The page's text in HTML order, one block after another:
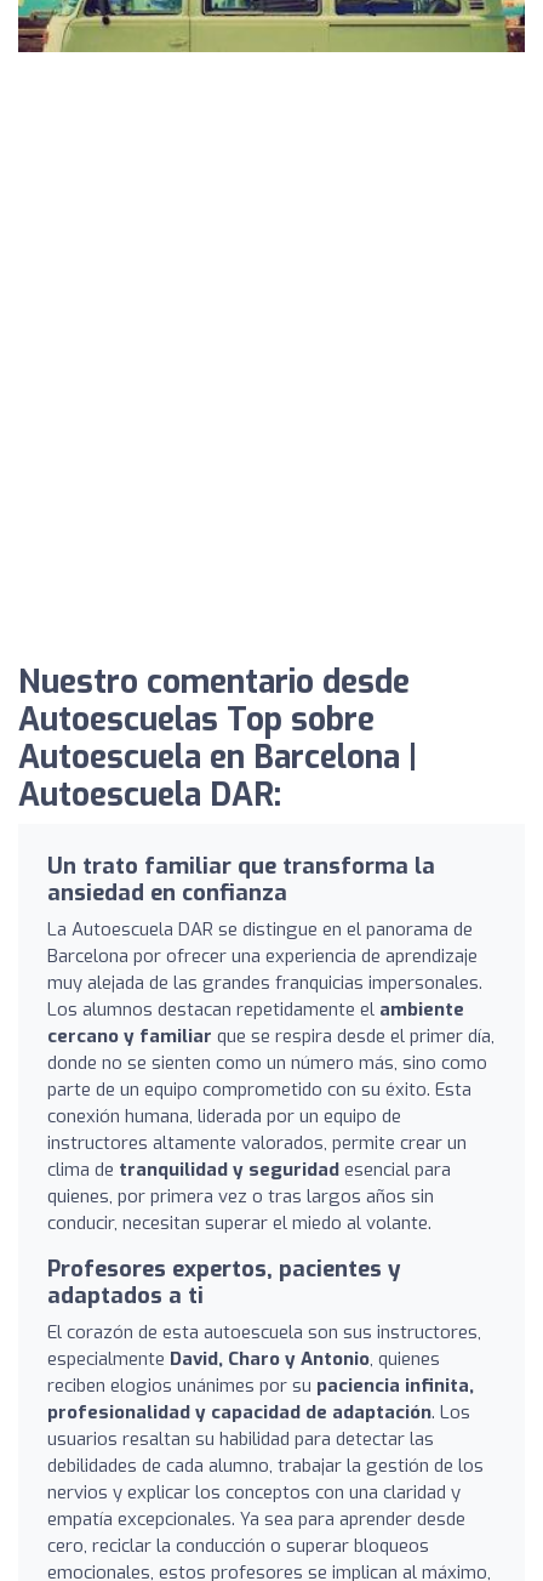
Nuestro comentario desde
Autoescuelas Top sobre
Autoescuela en Barcelona |
Autoescuela DAR:
Un trato familiar que transforma la
ansiedad en confianza
La Autoescuela DAR se distingue en el panorama de
Barcelona por ofrecer una experiencia de aprendizaje
muy alejada de las grandes franquicias impersonales.
Los alumnos destacan repetidamente el ambiente
cercano y familiar que se respira desde el primer día,
donde no se sienten como un número más, sino como
parte de un equipo comprometido con su éxito. Esta
conexión humana, liderada por un equipo de
instructores altamente valorados, permite crear un
clima de tranquilidad y seguridad esencial para
quienes, por primera vez o tras largos años sin
conducir, necesitan superar el miedo al volante.
Profesores expertos, pacientes y
adaptados a ti
El corazón de esta autoescuela son sus instructores,
especialmente David, Charo y Antonio, quienes
reciben elogios unánimes por su paciencia infinita,
profesionalidad y capacidad de adaptación. Los
usuarios resaltan su habilidad para detectar las
debilidades de cada alumno, trabajar la gestión de los
nervios y explicar los conceptos con una claridad y
empatía excepcionales. Ya sea para aprender desde
cero, reciclar la conducción o superar bloqueos
emocionales, estos profesores se implican al máximo,